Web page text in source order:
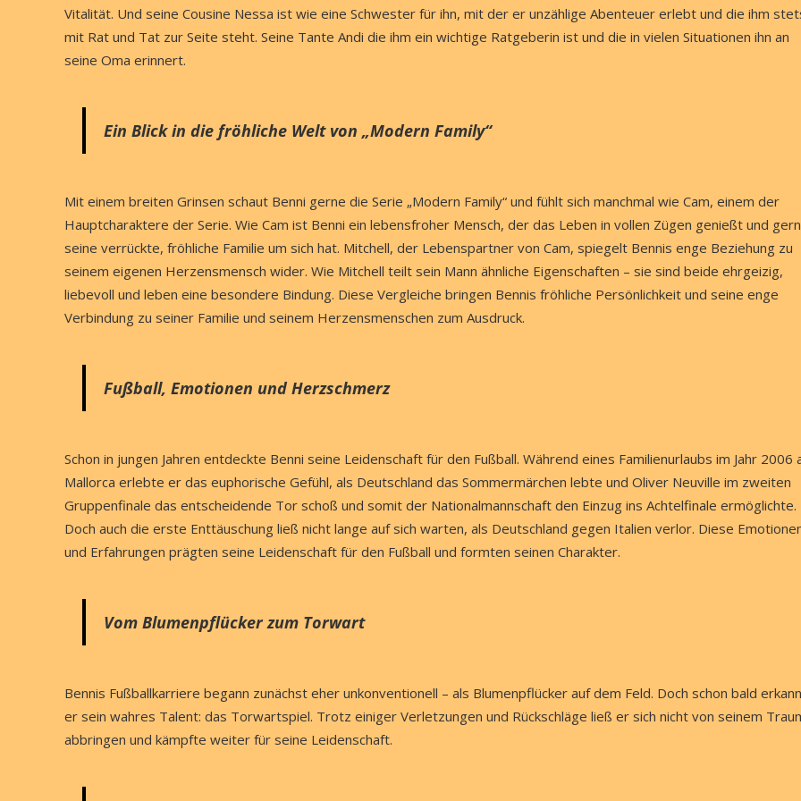
Vitalität. Und seine Cousine Nessa ist wie eine Schwester für ihn, mit der er unzählige Abenteuer erlebt und die ihm
mit Rat und Tat zur Seite steht. Seine Tante Andi die ihm ein wichtige Ratgeberin ist und die in vielen Situationen ihn an
seine Oma erinnert.
Ein Blick in die fröhliche Welt von „Modern Family“
Mit einem breiten Grinsen schaut Benni gerne die Serie „Modern Family“ und fühlt sich manchmal wie Cam, einem der
Hauptcharaktere der Serie. Wie Cam ist Benni ein lebensfroher Mensch, der das Leben in vollen Zügen genießt und
seine verrückte, fröhliche Familie um sich hat. Mitchell, der Lebenspartner von Cam, spiegelt Bennis enge Beziehung zu
seinem eigenen Herzensmensch wider. Wie Mitchell teilt sein Mann ähnliche Eigenschaften – sie sind beide ehrgeizig,
liebevoll und leben eine besondere Bindung. Diese Vergleiche bringen Bennis fröhliche Persönlichkeit und seine enge
Verbindung zu seiner Familie und seinem Herzensmenschen zum Ausdruck.
Fußball, Emotionen und Herzschmerz
Schon in jungen Jahren entdeckte Benni seine Leidenschaft für den Fußball. Während eines Familienurlaubs im Jahr 2006
Mallorca erlebte er das euphorische Gefühl, als Deutschland das Sommermärchen lebte und Oliver Neuville im zweiten
Gruppenfinale das entscheidende Tor schoß und somit der Nationalmannschaft den Einzug ins Achtelfinale ermöglichte.
Doch auch die erste Enttäuschung ließ nicht lange auf sich warten, als Deutschland gegen Italien verlor. Diese
und Erfahrungen prägten seine Leidenschaft für den Fußball und formten seinen Charakter.
Vom Blumenpflücker zum Torwart
Bennis Fußballkarriere begann zunächst eher unkonventionell – als Blumenpflücker auf dem Feld. Doch schon bald
er sein wahres Talent: das Torwartspiel. Trotz einiger Verletzungen und Rückschläge ließ er sich nicht von seinem
abbringen und kämpfte weiter für seine Leidenschaft.